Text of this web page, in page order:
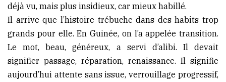
déjà vu, mais plus insidieux, car mieux habillé.
Il arrive que l’histoire trébuche dans des habits trop
grands pour elle. En Guinée, on l’a appelée transition.
Le mot, beau, généreux, a servi d’alibi. Il devait
signifier passage, réparation, renaissance. Il signifie
aujourd’hui attente sans issue, verrouillage progressif,